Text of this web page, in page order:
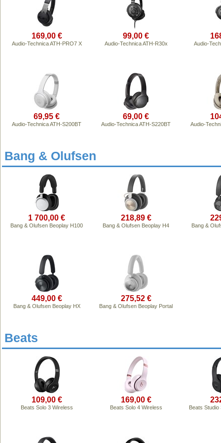
169,00 €
Audio-Technica ATH-PRO7 X
99,00 €
Audio-Technica ATH-R30x Audio-
69,95 €
Audio-Technica ATH-S200BT
69,00 €
Audio-Technica ATH-S220BT Audio-
Bang & Olufsen
1 700,00 €
Bang & Olufsen Beoplay H100
218,89 €
Bang & Olufsen Beoplay H4 Bang &
449,00 €
Bang & Olufsen Beoplay HX
275,52 €
Bang & Olufsen Beoplay Portal
Beats
109,00 €
Beats Solo 3 Wireless
169,00 €
Beats Solo 4 Wireless
Beats Studio